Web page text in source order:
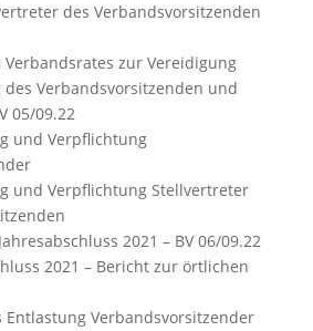
des Verbandsvorsitzenden
Verbandsrates zur Vereidigung
Verbandsvorsitzenden und
05/09.22
und Verpflichtung
und Verpflichtung Stellvertreter
2021 – BV 06/09.22
2021 – Bericht zur örtlichen
Entlastung Verbandsvorsitzender